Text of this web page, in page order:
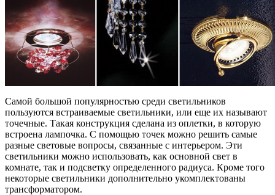
Самой большой популярностью среди светильников
пользуются встраиваемые светильники, или еще их называют
точечные. Такая конструкция сделана из оплетки, в которую
встроена лампочка. С помощью точек можно решить самые
разные световые вопросы, связанные с интерьером. Эти
светильники можно использовать, как основной свет в
комнате, так и подсветку определенного радиуса. Кроме того
некоторые светильники дополнительно укомплектованы
трансформатором.